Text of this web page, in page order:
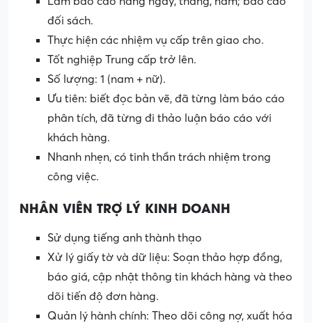
đối sách.
Thực hiện các nhiệm vụ cấp trên giao cho.
Tốt nghiệp Trung cấp trở lên.
Số lượng: 1 (nam + nữ).
Ưu tiên: biết đọc bản vẽ, đã từng làm báo cáo
phân tích, đã từng đi thảo luận báo cáo với
khách hàng.
Nhanh nhẹn, có tinh thần trách nhiệm trong
công việc.
NHÂN VIÊN TRỢ LÝ KINH DOANH
Sử dụng tiếng anh thành thạo
Xử lý giấy tờ và dữ liệu: Soạn thảo hợp đồng,
báo giá, cập nhật thông tin khách hàng và theo
dõi tiến độ đơn hàng.
Quản lý hành chính: Theo dõi công nợ, xuất hóa